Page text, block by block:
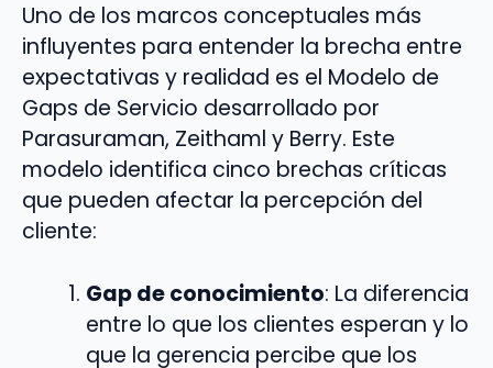
Uno de los marcos conceptuales más
influyentes para entender la brecha entre
expectativas y realidad es el Modelo de
Gaps de Servicio desarrollado por
Parasuraman, Zeithaml y Berry. Este
modelo identifica cinco brechas críticas
que pueden afectar la percepción del
cliente:
Gap de conocimiento: La diferencia
entre lo que los clientes esperan y lo
que la gerencia percibe que los